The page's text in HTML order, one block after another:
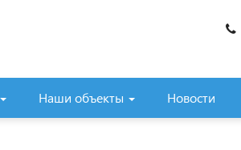
Наши объекты Новости